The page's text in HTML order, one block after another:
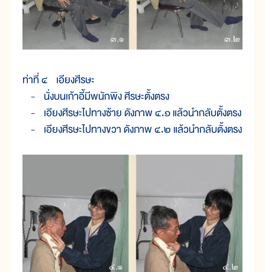
ท่าที่ ๔ เอียงศีรษะ
- นั่งบนเก้าอี้มีพนักพิง ศีรษะตั้งตรง
- เอียงศีรษะไปทางซ้าย ดังภาพ ๔.๑ แล้วนำกลับตั้งตรง
- เอียงศีรษะไปทางขวา ดังภาพ ๔.๒ แล้วนำกลับตั้งตรง